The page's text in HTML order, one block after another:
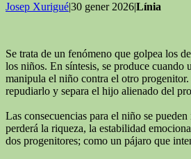
Josep Xurigué|30 gener 2026|Línia
Se trata de un fenómeno que golpea los
los niños. En síntesis, se produce cuando
manipula el niño contra el otro
repudiarlo y separa el hijo alienado del
Las consecuencias para el niño se
perderá la riqueza, la estabilidad
dos progenitores; como un pájaro que